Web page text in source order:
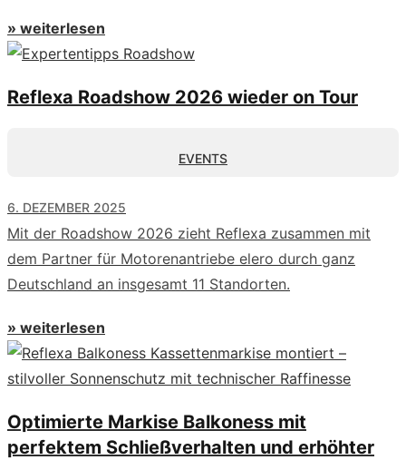
» weiterlesen
Reflexa Roadshow 2026 wieder on Tour
EVENTS
6. DEZEMBER 2025
Mit der Roadshow 2026 zieht Reflexa zusammen mit
dem Partner für Motorenantriebe elero durch ganz
Deutschland an insgesamt 11 Standorten.
» weiterlesen
Optimierte Markise Balkoness mit
perfektem Schließverhalten und erhöhter